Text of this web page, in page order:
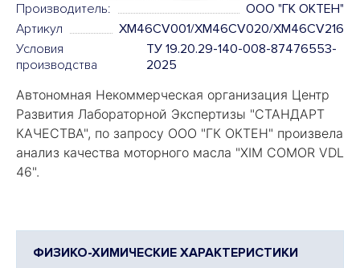
Производитель:
ООО "ГК ОКТЕН"
Артикул
XM46CV001/XM46CV020/XM46CV216
Условия
производства
ТУ 19.20.29-140-008-87476553-
2025
Автономная Некоммерческая организация Центр
Развития Лабораторной Экспертизы "СТАНДАРТ
КАЧЕСТВА", по запросу ООО "ГК ОКТЕН" произвела
анализ качества моторного масла "XIM COMOR VDL
46".
ФИЗИКО-ХИМИЧЕСКИЕ ХАРАКТЕРИСТИКИ